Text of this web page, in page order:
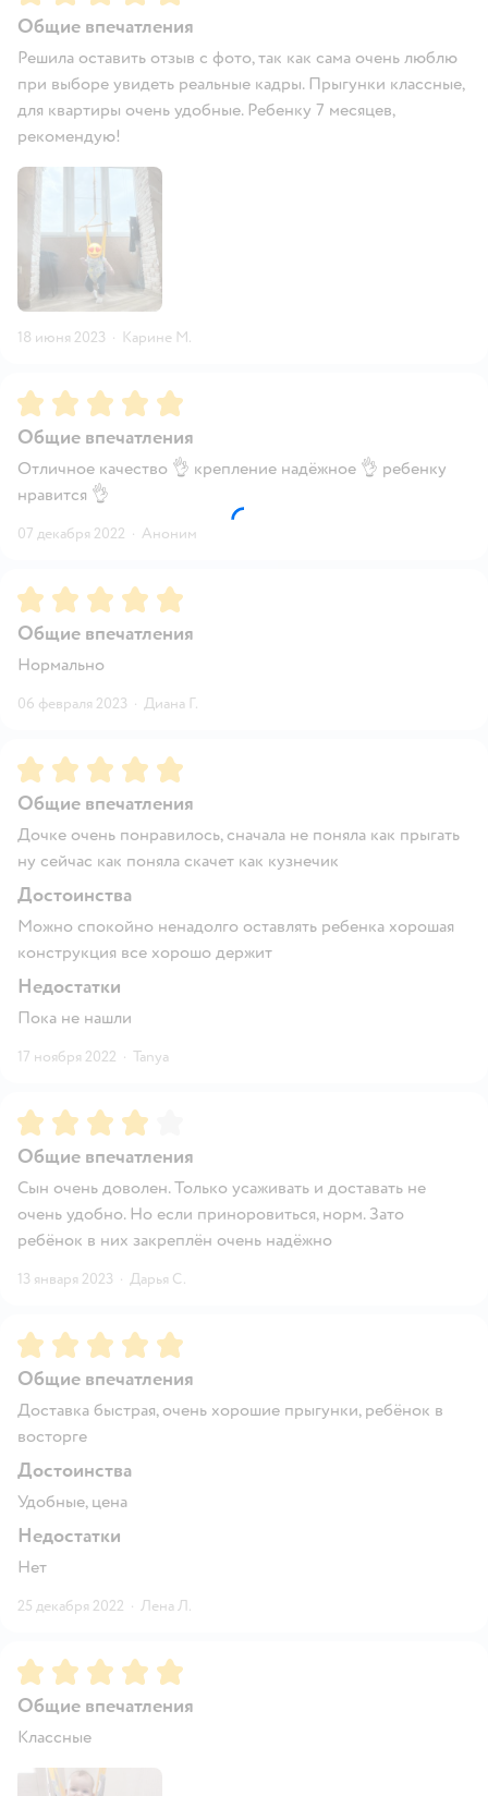
Общие впечатления
Решила оставить отзыв с фото, так как сама очень люблю
при выборе увидеть реальные кадры. Прыгунки классные,
для квартиры очень удобные. Ребенку 7 месяцев,
рекомендую!
18 июня 2023 · Карине М.
Рейтинг:5
Общие впечатления
Отличное качество 👌 крепление надёжное 👌 ребенку
нравится 👌
07 декабря 2022 · Аноним
Рейтинг:5
Общие впечатления
Нормально
06 февраля 2023 · Диана Г.
Рейтинг:5
Общие впечатления
Дочке очень понравилось, сначала не поняла как прыгать
ну сейчас как поняла скачет как кузнечик
Достоинства
Можно спокойно ненадолго оставлять ребенка хорошая
конструкция все хорошо держит
Недостатки
Пока не нашли
17 ноября 2022 · Tanya
Рейтинг:4
Общие впечатления
Сын очень доволен. Только усаживать и доставать не
очень удобно. Но если приноровиться, норм. Зато
ребёнок в них закреплён очень надёжно
13 января 2023 · Дарья С.
Рейтинг:5
Общие впечатления
Доставка быстрая, очень хорошие прыгунки, ребёнок в
восторге
Достоинства
Удобные, цена
Недостатки
Нет
25 декабря 2022 · Лена Л.
Рейтинг:5
Общие впечатления
Классные